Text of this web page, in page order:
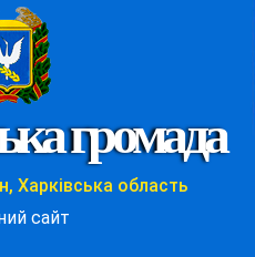
громада
Харківська область
сайт